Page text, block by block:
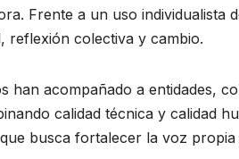
Frente a un uso individualista
reflexión colectiva y cambio.
han acompañado a entidades,
calidad técnica y calidad
busca fortalecer la voz